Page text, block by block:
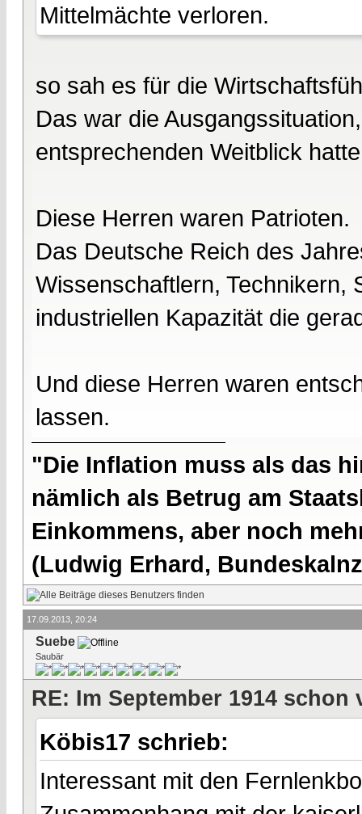
Mittelmächte verloren.
so sah es für die
Das war die
entsprechenden Weitblick
Diese Herren waren Patrioten.
Das Deutsche Reich des
Wissenschaftlern, Technikern,
industriellen Kapazität die
Und diese Herren waren
lassen.
"Die Inflation muss als das
nämlich als Betrug am
Einkommens, aber noch
(Ludwig Erhard,
17.09.2013, 20:24
Suebe
Saubär
RE: Im September 1914 schon
Köbis17 schrieb:
Interessant mit den